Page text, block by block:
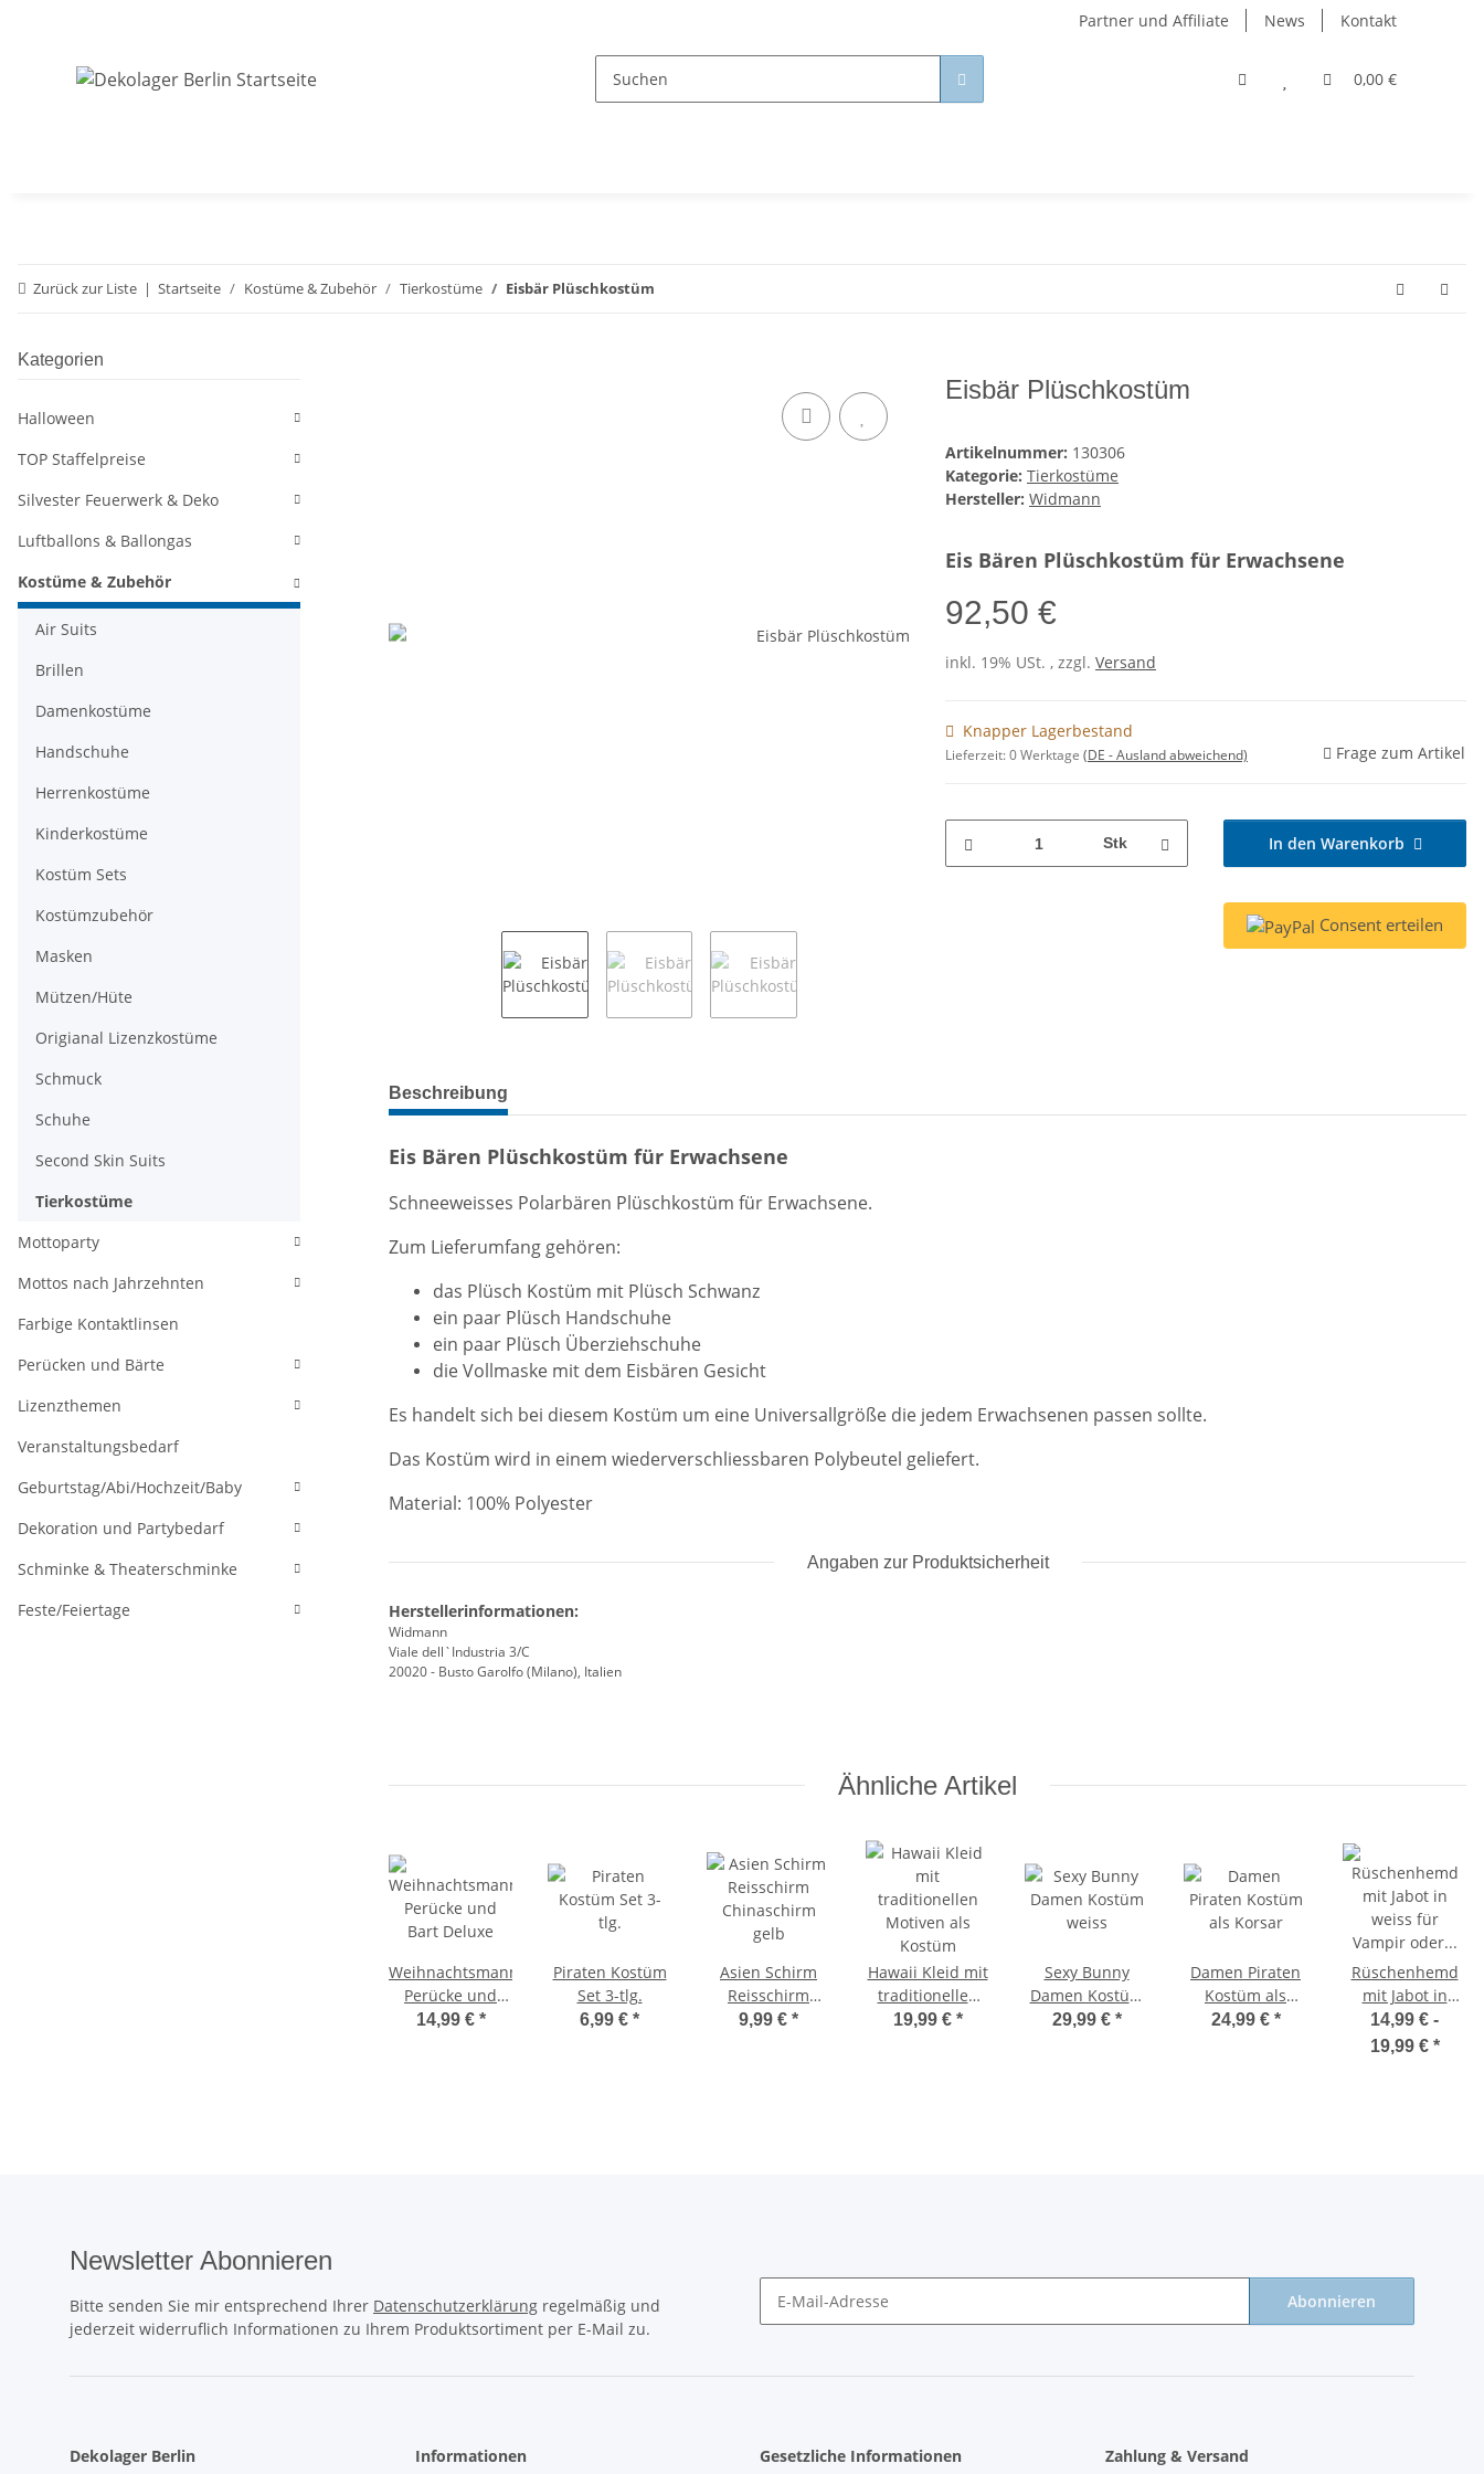
Partner und Affiliate News Kontakt
0,00 €
Zurück zur Liste Startseite Kostüme & Zubehör Tierkostüme Eisbär Plüschkostüm
Eisbär Plüschkostüm
Artikelnummer: 130306
Kategorie: Tierkostüme
Hersteller: Widmann
Eis Bären Plüschkostüm für Erwachsene
92,50 €
inkl. 19% USt. , zzgl. Versand
Knapper Lagerbestand
Lieferzeit:0 Werktage (DE - Ausland abweichend) Frage zum Artikel
Stk In den Warenkorb
Consent erteilen
weitere Registerkarten anzeigen
Beschreibung
Eis Bären Plüschkostüm für Erwachsene
Schneeweisses Polarbären Plüschkostüm für Erwachsene.
Zum Lieferumfang gehören:
das Plüsch Kostüm mit Plüsch Schwanz
ein paar Plüsch Handschuhe
ein paar Plüsch Überziehschuhe
die Vollmaske mit dem Eisbären Gesicht
Es handelt sich bei diesem Kostüm um eine Universallgröße die jedem Erwachsenen passen sollte.
Das Kostüm wird in einem wiederverschliessbaren Polybeutel geliefert.
Material: 100% Polyester
Angaben zur Produktsicherheit
Herstellerinformationen:
Widmann
Viale dell`Industria 3/C
20020 - Busto Garolfo (Milano), Italien
Ähnliche Artikel
Weihnachtsmann
Perücke und
Bart Deluxe
14,99 € *
Piraten Kostüm
Set 3-tlg.
6,99 € *
Asien Schirm
Reisschirm
Chinaschirm
9,99 € *
Hawaii Kleid mit
traditionellen
Motiven als
19,99 € *
Sexy Bunny
Damen Kostüm
weiss
29,99 € *
Damen Piraten
Kostüm als
Korsar
24,99 € *
Rüschenhemd
mit Jabot in
weiss für
Vampir oder
14,99 € -
19,99 € *
Kategorien
Halloween
TOP Staffelpreise
Silvester Feuerwerk & Deko
Luftballons & Ballongas
Kostüme & Zubehör
Air Suits
Brillen
Damenkostüme
Handschuhe
Herrenkostüme
Kinderkostüme
Kostüm Sets
Kostümzubehör
Masken
Mützen/Hüte
Origianal Lizenzkostüme
Schmuck
Schuhe
Second Skin Suits
Tierkostüme
Mottoparty
Mottos nach Jahrzehnten
Farbige Kontaktlinsen
Perücken und Bärte
Lizenzthemen
Veranstaltungsbedarf
Geburtstag/Abi/Hochzeit/Baby
Dekoration und Partybedarf
Schminke & Theaterschminke
Feste/Feiertage
Newsletter Abonnieren
Bitte senden Sie mir entsprechend Ihrer Datenschutzerklärung regelmäßig und
jederzeit widerruflich Informationen zu Ihrem Produktsortiment per E-Mail zu.
Abonnieren
Dekolager Berlin Informationen Gesetzliche Informationen Zahlung & Versand